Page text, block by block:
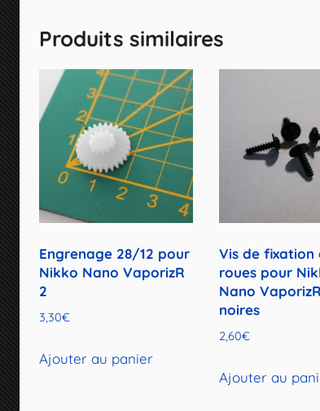
Produits similaires
Engrenage 28/12 pour
Nikko Nano VaporizR
2
3,30€
Ajouter au panier
Vis de fixation
roues pour
Nano
noires
2,60€
Ajouter au